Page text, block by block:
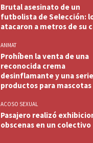
Brutal asesinato de un
futbolista de Selección:
atacaron a metros de su
ANMAT
Prohíben la venta de una
reconocida crema
desinflamante y una
productos para mascotas
ACOSO SEXUAL
Pasajero realizó
obscenas en un colectivo